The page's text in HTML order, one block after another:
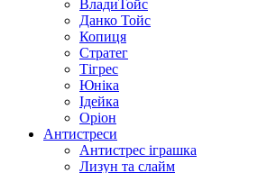
ВладиТойс
Данко Тойс
Копиця
Стратег
Тігрес
Юніка
Ідейка
Оріон
Антистреси
Антистрес іграшка
Лизун та слайм